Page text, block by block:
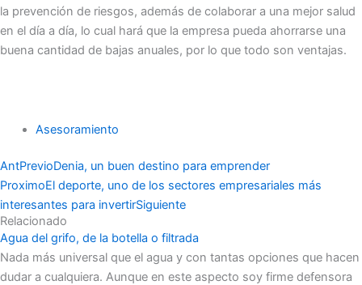
la prevención de riesgos, además de colaborar a una mejor salud
en el día a día, lo cual hará que la empresa pueda ahorrarse una
buena cantidad de bajas anuales, por lo que todo son ventajas.
Asesoramiento
AntPrevioDenia, un buen destino para emprender
ProximoEl deporte, uno de los sectores empresariales más
interesantes para invertirSiguiente
Relacionado
Agua del grifo, de la botella o filtrada
Nada más universal que el agua y con tantas opciones que hacen
dudar a cualquiera. Aunque en este aspecto soy firme defensora